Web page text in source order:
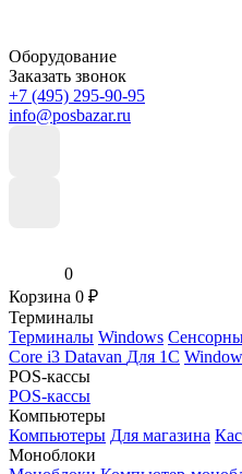
Оборудование
Заказать звонок
+7 (495) 295-90-95
info@posbazar.ru
0
Корзина 0 ₽
Терминалы
Терминалы Windows
Core i3 Datavan Для 1С
POS-кассы
POS-кассы
Компьютеры
Компьютеры Для магазина
Моноблоки